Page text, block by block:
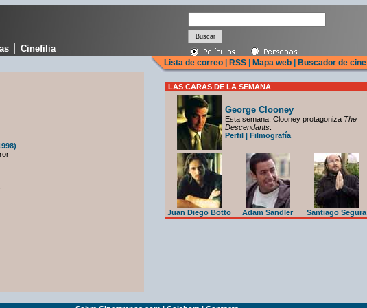
Cinefilia
Lista de correo RSS Mapa web Buscador de cine
LAS CARAS DE LA SEMANA
George Clooney
Esta semana, Clooney protagoniza The
Descendants
Perfil | Filmografía
Juan Diego Botto Adam Sandler Santiago Segura